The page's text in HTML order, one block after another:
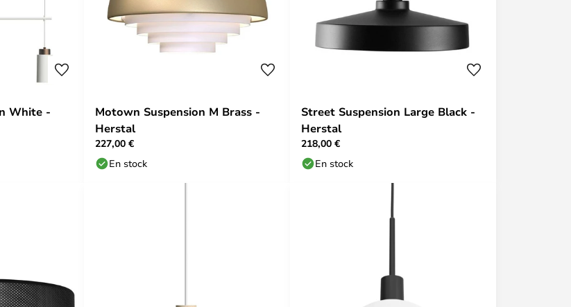
White -
Motown Suspension M Brass -
Herstal
227,00 €
En stock
Street Suspension Large Black -
Herstal
218,00 €
En stock